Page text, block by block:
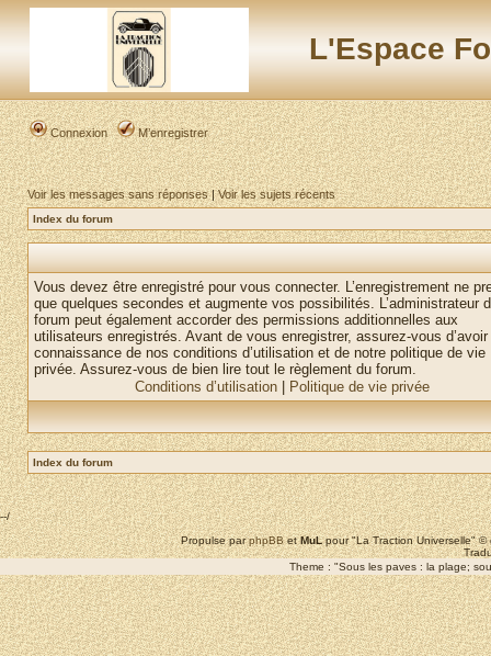
L'Espace
Connexion M’enregistrer
Voir les messages sans réponses|Voir les sujets récents
Index du forum
Vous devez être enregistré pour vous connecter. L’enregistrement ne
que quelques secondes et augmente vos possibilités. L’administrateur
forum peut également accorder des permissions additionnelles aux
utilisateurs enregistrés. Avant de vous enregistrer, assurez-vous
connaissance de nos conditions d’utilisation et de notre politique de vie
privée. Assurez-vous de bien lire tout le règlement du forum.
Conditions d’utilisation
Politique de vie privée
Index du forum
--/
Propulse parphpBBetMuLpour "La Traction Universelle"
Theme : "Sous les paves : la plage;